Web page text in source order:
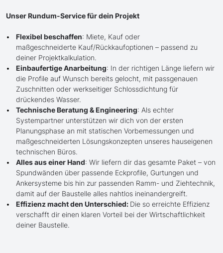
Unser Rundum-Service für dein Projekt
Flexibel beschaffen: Miete, Kauf oder
maßgeschneiderte Kauf/Rückkaufoptionen – passend zu
deiner Projektkalkulation.
Einbaufertige Anarbeitung: In der richtigen Länge liefern wir
die Profile auf Wunsch bereits gelocht, mit passgenauen
Zuschnitten oder werkseitiger Schlossdichtung für
drückendes Wasser.
Technische Beratung & Engineering: Als echter
Systempartner unterstützen wir dich von der ersten
Planungsphase an mit statischen Vorbemessungen und
maßgeschneiderten Lösungskonzepten unseres hauseigenen
technischen Büros.
Alles aus einer Hand: Wir liefern dir das gesamte Paket – von
Spundwänden über passende Eckprofile, Gurtungen und
Ankersysteme bis hin zur passenden Ramm- und Ziehtechnik,
damit auf der Baustelle alles nahtlos ineinandergreift.
Effizienz macht den Unterschied: Die so erreichte Effizienz
verschafft dir einen klaren Vorteil bei der Wirtschaftlichkeit
deiner Baustelle.